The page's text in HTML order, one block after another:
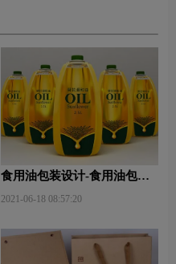
食用油包装设计-食用油包装
2021-06-18 08:57:20